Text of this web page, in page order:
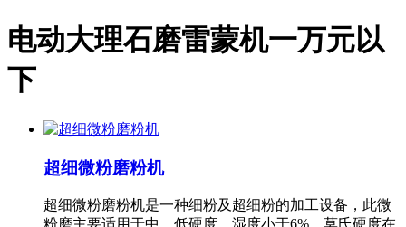
电动大理石磨雷蒙机一万元以
下
超细微粉磨粉机
超细微粉磨粉机是一种细粉及超细粉的加工设备，此微